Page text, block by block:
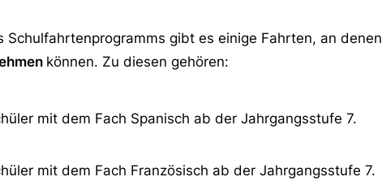
gibt es einige Fahrten, an denen
können. Zu diesen gehören:
mit dem Fach Spanisch ab der Jahrgangsstufe 7.
mit dem Fach Französisch ab der Jahrgangsstufe 7.